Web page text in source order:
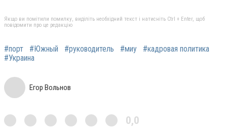
Якщо ви помітили помилку, виділіть необхідний текст і натисніть Ctrl + Enter, щоб
повідомити про це редакцію
#порт #Южный #руководитель #миу
#кадровая политика
#Украина
Егор Вольнов
0,0